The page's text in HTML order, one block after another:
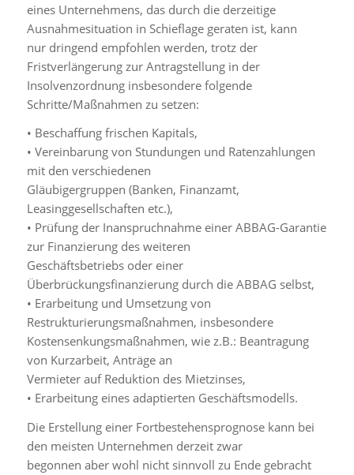
eines Unternehmens, das durch die derzeitige
Ausnahmesituation in Schieflage geraten ist, kann
nur dringend empfohlen werden, trotz der
Fristverlängerung zur Antragstellung in der
Insolvenzordnung insbesondere folgende
Schritte/Maßnahmen zu setzen:
• Beschaffung frischen Kapitals,
• Vereinbarung von Stundungen und Ratenzahlungen
mit den verschiedenen
Gläubigergruppen (Banken, Finanzamt,
Leasinggesellschaften etc.),
• Prüfung der Inanspruchnahme einer ABBAG-Garantie
zur Finanzierung des weiteren
Geschäftsbetriebs oder einer
Überbrückungsfinanzierung durch die ABBAG selbst,
• Erarbeitung und Umsetzung von
Restrukturierungsmaßnahmen, insbesondere
Kostensenkungsmaßnahmen, wie z.B.: Beantragung
von Kurzarbeit, Anträge an
Vermieter auf Reduktion des Mietzinses,
• Erarbeitung eines adaptierten Geschäftsmodells.
Die Erstellung einer Fortbestehensprognose kann bei
den meisten Unternehmen derzeit zwar
begonnen aber wohl nicht sinnvoll zu Ende gebracht